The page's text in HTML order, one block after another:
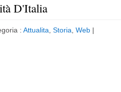
D'Italia
: Attualita Storia Web |